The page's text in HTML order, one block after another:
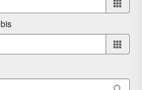
bis